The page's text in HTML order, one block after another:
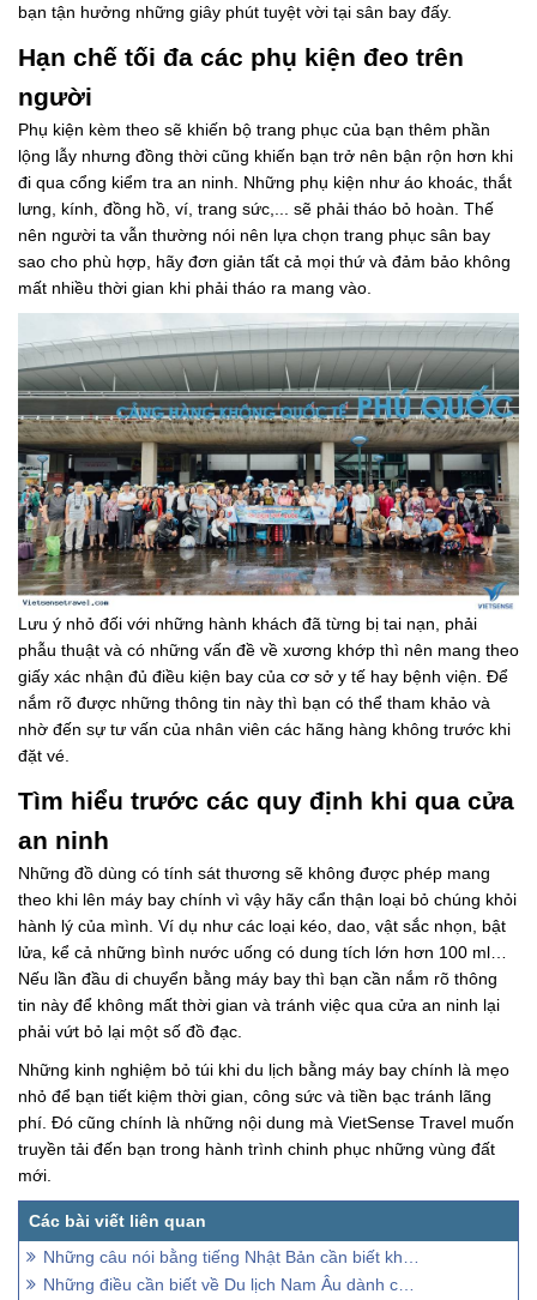
bạn tận hưởng những giây phút tuyệt vời tại sân bay đấy.
Hạn chế tối đa các phụ kiện đeo trên
người
Phụ kiện kèm theo sẽ khiến bộ trang phục của bạn thêm phần
lộng lẫy nhưng đồng thời cũng khiến bạn trở nên bận rộn hơn khi
đi qua cổng kiểm tra an ninh. Những phụ kiện như áo khoác, thắt
lưng, kính, đồng hồ, ví, trang sức,... sẽ phải tháo bỏ hoàn. Thế
nên người ta vẫn thường nói nên lựa chọn trang phục sân bay
sao cho phù hợp, hãy đơn giản tất cả mọi thứ và đảm bảo không
mất nhiều thời gian khi phải tháo ra mang vào.
Lưu ý nhỏ đối với những hành khách đã từng bị tai nạn, phải
phẫu thuật và có những vấn đề về xương khớp thì nên mang theo
giấy xác nhận đủ điều kiện bay của cơ sở y tế hay bệnh viện. Để
nắm rõ được những thông tin này thì bạn có thể tham khảo và
nhờ đến sự tư vấn của nhân viên các hãng hàng không trước khi
đặt vé.
Tìm hiểu trước các quy định khi qua cửa
an ninh
Những đồ dùng có tính sát thương sẽ không được phép mang
theo khi lên máy bay chính vì vậy hãy cẩn thận loại bỏ chúng khỏi
hành lý của mình. Ví dụ như các loại kéo, dao, vật sắc nhọn, bật
lửa, kể cả những bình nước uống có dung tích lớn hơn 100 ml…
Nếu lần đầu di chuyển bằng máy bay thì bạn cần nắm rõ thông
tin này để không mất thời gian và tránh việc qua cửa an ninh lại
phải vứt bỏ lại một số đồ đạc.
Những kinh nghiệm bỏ túi khi du lịch bằng máy bay chính là mẹo
nhỏ để bạn tiết kiệm thời gian, công sức và tiền bạc tránh lãng
phí. Đó cũng chính là những nội dung mà VietSense Travel muốn
truyền tải đến bạn trong hành trình chinh phục những vùng đất
mới.
Những câu nói bằng tiếng Nhật Bản cần biết khi du lịch
Những điều cần biết về Du lịch Nam Âu dành cho du khách